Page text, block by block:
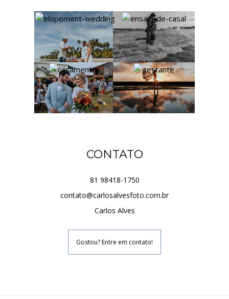
CONTATO
81 98418-1750
contato@carlosalvesfoto.com.br
Carlos Alves
Gostou? Entre em contato!